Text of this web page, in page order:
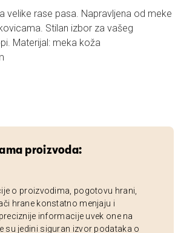
velike rase pasa. Napravljena od meke
Stilan izbor za vašeg
Materijal: meka koža
proizvoda:
o proizvodima, pogotovu hrani,
hrane konstatno menjaju i
informacije uvek one na
su jedini siguran izvor podataka o